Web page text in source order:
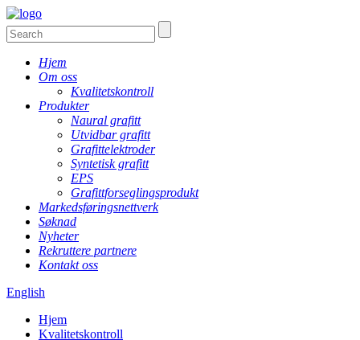
Hjem
Om oss
Kvalitetskontroll
Produkter
Naural grafitt
Utvidbar grafitt
Grafittelektroder
Syntetisk grafitt
EPS
Grafittforseglingsprodukt
Markedsføringsnettverk
Søknad
Nyheter
Rekruttere partnere
Kontakt oss
English
Hjem
Kvalitetskontroll